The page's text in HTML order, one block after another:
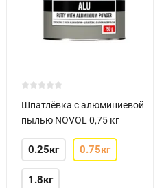
Шпатлёвка с алюминиевой
пылью NOVOL 0,75 кг
0.25кг 0.75кг
1.8кг